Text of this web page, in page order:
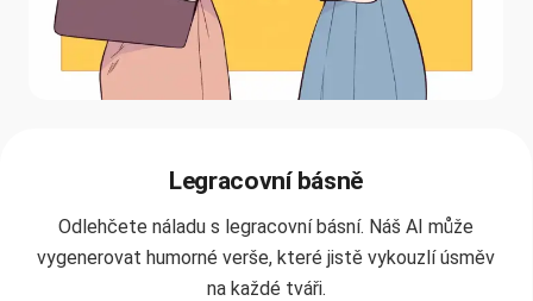
Legracovní básně
Odlehčete náladu s legracovní básní. Náš AI může
vygenerovat humorné verše, které jistě vykouzlí úsměv
na každé tváři.